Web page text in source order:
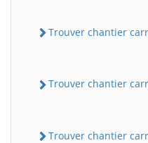
Trouver chantier
Trouver chantier
Trouver chantier